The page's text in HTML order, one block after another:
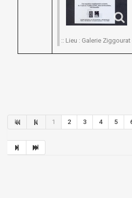
:: Lieu : Galerie
1 2 3 4 5